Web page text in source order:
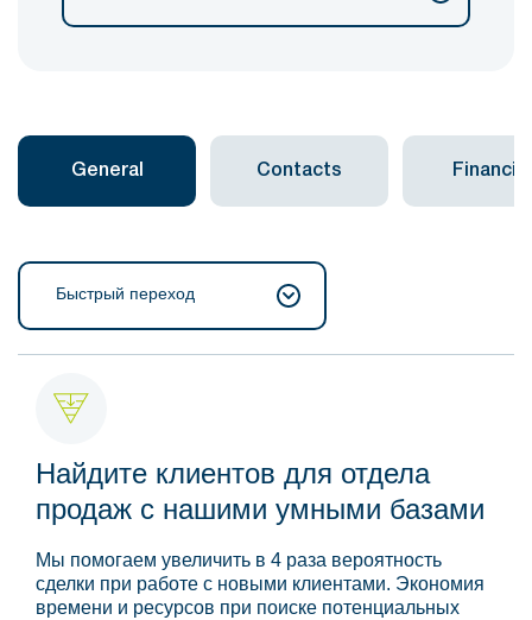
General Contacts Financial
Быстрый переход
Найдите клиентов для отдела
продаж с нашими умными базами
Мы помогаем увеличить в 4 раза вероятность
сделки при работе с новыми клиентами. Экономия
времени и ресурсов при поиске потенциальных